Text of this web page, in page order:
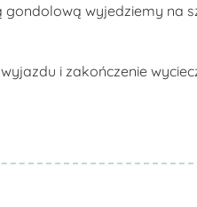
wyjedziemy na
i zakończenie